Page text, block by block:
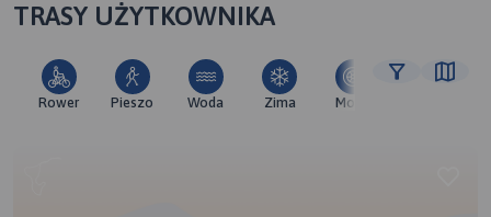
TRASY UŻYTKOWNIKA
Rower Pieszo Woda Zima Moto